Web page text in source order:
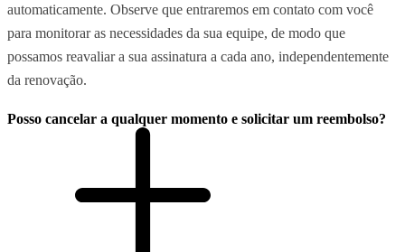
automaticamente. Observe que entraremos em contato com você
para monitorar as necessidades da sua equipe, de modo que
possamos reavaliar a sua assinatura a cada ano, independentemente
da renovação.
Posso cancelar a qualquer momento e solicitar um reembolso?